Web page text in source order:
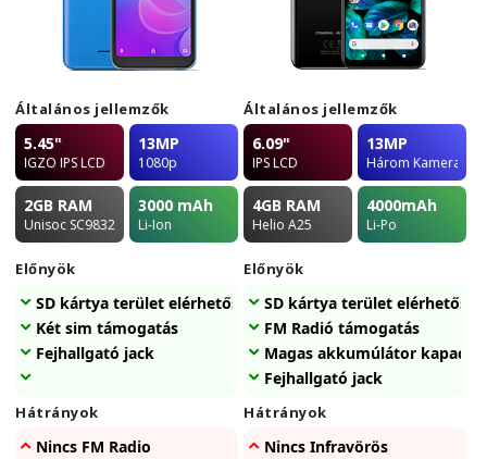
Általános jellemzők
5.45"
IGZO IPS LCD
13MP
1080p
2GB RAM
Unisoc SC9832E
3000 mAh
Li-Ion
Előnyök
SD kártya terület elérhetőség
Két sim támogatás
Fejhallgató jack
Hátrányok
Nincs FM Radio
Általános jellemzők
6.09"
IPS LCD
13MP
Három Kamera
4GB RAM
Helio A25
4000mAh
Li-Po
Előnyök
SD kártya terület elérhetőség
FM Radió támogatás
Magas akkumúlátor
Fejhallgató jack
Hátrányok
Nincs Infravörös